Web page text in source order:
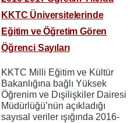
KKTC Üniversitelerinde
Eğitim ve Öğretim Gören
Öğrenci Sayıları
KKTC Milli Eğitim ve Kültür
Bakanlığına bağlı Yüksek
Öğrenim ve Dışilişkiler Dairesi
Müdürlüğü’nün açıkladığı
sayısal veriler ışığında 2016-